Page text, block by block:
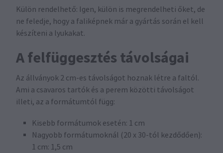
Külön rendelhető: Igen, külön is megrendelheti őket, de
ne feledje, hogy a faliképnek már a gyártás során el kell
készíteni a lyukakat.
A felfüggesztés távolságai
Az állványok 2 cm-es távolságot hoznak létre a faltól.
Ami a csavaros tartók és a perem közötti távolságot
illeti, az a formátumtól függ:
Kisebb formátumok esetén: 1 cm
Nagyobb formátumoknál (20 x 30-tól kezdődően):
1 cm: 1,5 cm